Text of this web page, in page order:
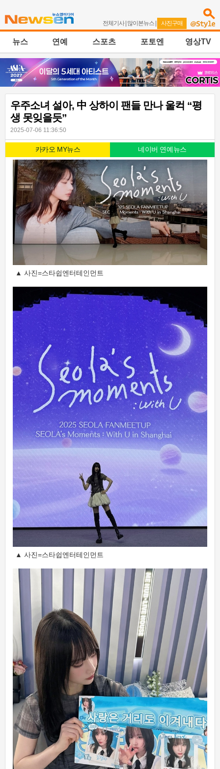
전체기사| 많이본뉴스 | 사진구매
뉴스 연예 스포츠 포토엔 영상TV
우주소녀 설아, 中 상하이 팬들 만나 울컥 “평
생 못잊을듯”
2025-07-06 11:36:50
카카오 MY뉴스 네이버 연예뉴스
▲ 사진=스타쉽엔터테인먼트
▲ 사진=스타쉽엔터테인먼트